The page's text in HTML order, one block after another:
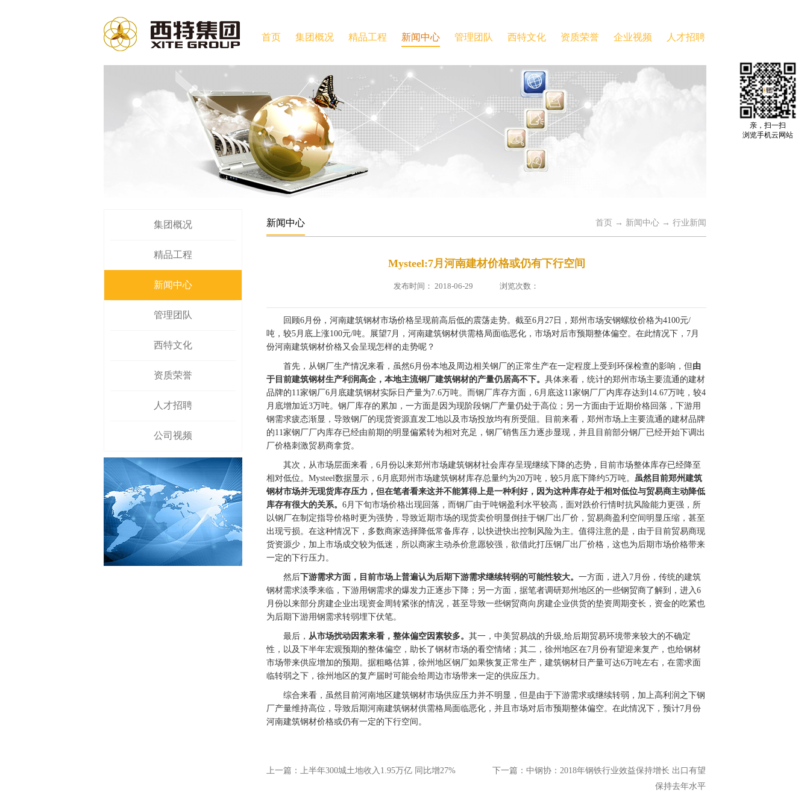
首页 集团概况 精品工程 新闻中心 管理团队 西特文化 资质荣誉 企业视频 人才招聘
集团概况
精品工程
新闻中心
管理团队
西特文化
资质荣誉
人才招聘
公司视频
新闻中心 首页 → 新闻中心 → 行业新闻
Mysteel:7月河南建材价格或仍有下行空间
发布时间： 2018-06-29 浏览次数：
回顾6月份，河南建筑钢材市场价格呈现前高后低的震荡走势。截至6月27日，郑州市场安钢螺纹价格为4100元/
吨，较5月底上涨100元/吨。展望7月，河南建筑钢材供需格局面临恶化，市场对后市预期整体偏空。在此情况下，7月
份河南建筑钢材价格又会呈现怎样的走势呢？
首先，从钢厂生产情况来看，虽然6月份本地及周边相关钢厂的正常生产在一定程度上受到环保检查的影响，但由
于目前建筑钢材生产利润高企，本地主流钢厂建筑钢材的产量仍居高不下。 具体来看，统计的郑州市场主要流通的建材
品牌的11家钢厂6月底建筑钢材实际日产量为7.6万吨。而钢厂库存方面，6月底这11家钢厂厂内库存达到14.67万吨，较4
月底增加近3万吨。钢厂库存的累加，一方面是因为现阶段钢厂产量仍处于高位；另一方面由于近期价格回落，下游用
钢需求疲态渐显，导致钢厂的现货资源直发工地以及市场投放均有所受阻。目前来看，郑州市场上主要流通的建材品牌
的11家钢厂厂内库存已经由前期的明显偏紧转为相对充足，钢厂销售压力逐步显现，并且目前部分钢厂已经开始下调出
厂价格刺激贸易商拿货。
其次，从市场层面来看，6月份以来郑州市场建筑钢材社会库存呈现继续下降的态势，目前市场整体库存已经降至
相对低位。Mysteel数据显示，6月底郑州市场建筑钢材库存总量约为20万吨，较5月底下降约5万吨。 虽然目前郑州建筑
钢材市场并无现货库存压力，但在笔者看来这并不能算得上是一种利好，因为这种库存处于相对低位与贸易商主动降低
库存有很大的关系。 6月下旬市场价格出现回落，而钢厂由于吨钢盈利水平较高，面对跌价行情时抗风险能力更强，所
以钢厂在制定指导价格时更为强势，导致近期市场的现货卖价明显倒挂于钢厂出厂价，贸易商盈利空间明显压缩，甚至
出现亏损。在这种情况下，多数商家选择降低常备库存，以快进快出控制风险为主。值得注意的是，由于目前贸易商现
货资源少，加上市场成交较为低迷，所以商家主动杀价意愿较强，欲借此打压钢厂出厂价格，这也为后期市场价格带来
一定的下行压力。
然后下游需求方面，目前市场上普遍认为后期下游需求继续转弱的可能性较大。 一方面，进入7月份，传统的建筑
钢材需求淡季来临，下游用钢需求的爆发力正逐步下降；另一方面，据笔者调研郑州地区的一些钢贸商了解到，进入6
月份以来部分房建企业出现资金周转紧张的情况，甚至导致一些钢贸商向房建企业供货的垫资周期变长，资金的吃紧也
为后期下游用钢需求转弱埋下伏笔。
最后， 从市场扰动因素来看，整体偏空因素较多。 其一，中美贸易战的升级,给后期贸易环境带来较大的不确定
性，以及下半年宏观预期的整体偏空，助长了钢材市场的看空情绪；其二，徐州地区在7月份有望迎来复产，也给钢材
市场带来供应增加的预期。据粗略估算，徐州地区钢厂如果恢复正常生产，建筑钢材日产量可达6万吨左右，在需求面
临转弱之下，徐州地区的复产届时可能会给周边市场带来一定的供应压力。
综合来看，虽然目前河南地区建筑钢材市场供应压力并不明显，但是由于下游需求或继续转弱，加上高利润之下钢
厂产量维持高位，导致后期河南建筑钢材供需格局面临恶化，并且市场对后市预期整体偏空。在此情况下，预计7月份
河南建筑钢材价格或仍有一定的下行空间。
上一篇： 上半年300城土地收入1.95万亿 同比增27% 下一篇：中钢协：2018年钢铁行业效益保持增长 出口有望
保持去年水平
亲，扫一扫
浏览手机云网站